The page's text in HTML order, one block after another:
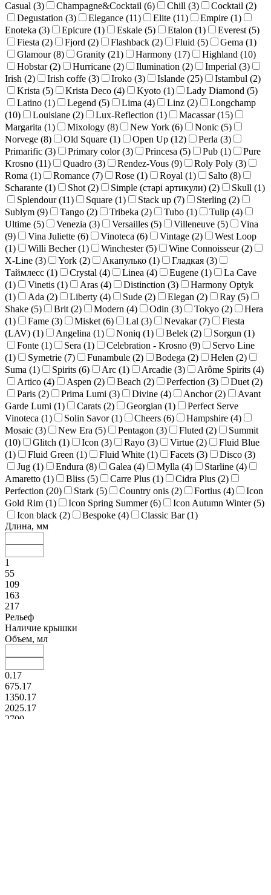
Casual (3) Champagne&Cocktail (6) Chill (3) Cocktail (2)
Degustation (3) Elegance (11) Elite (11) Empire (1)
Enoteka (3) Epicure (1) Eskale (5) Etalon (1) Everest (5)
Fiesta (2) Fjord (2) Flashback (2) Fluid (5) Gema (1)
Glamour (8) Granity (21) Harmony (17) Highland (10)
Hobstar (2) Hurricane (2) Ilumination (2) Imperial (3)
Irish (2) Irish coffe (3) Iroko (3) Islande (25) Istambul (2)
Krista (5) Krista Deco (4) Kyoto (1) Lady Diamond (5)
Latino (1) Legend (5) Lima (4) Linz (2)
Longchamp
(10) Louisiane (2) Lux-Reflection (1) Macassar (15)
Margarita (1) Mixology (8) New York (6) Nonic (5)
Norvege (8) Old Square (1) Open Up (12) Perla (3)
Primarific (3) Primary color (3) Princesa (5) Pub (1)
Pure
Krosno (11) Quadro (3) Rendez-Vous (9) Roly Poly (3)
Roma (1) Romance (7) Rose (1) Royal (1) Salto (8)
Scharante (1) Shot (2) Simple (старі артикули) (2) Skull (1)
Splendour (11) Square (1) Stack up (7) Sterling (2)
Sublym (9) Tango (2) Tribeka (2) Tubo (1) Tulip (4)
Ultime (5) Venezia (3) Versailles (5) Villeneuve (5)
Vina
(9) Vina Juliette (6) Vinoteca (6) Vintage (2)
West Loop
(1) Willi Becher (1) Winchester (5) Wine Connoisseur (2)
X-Line (3) York (2) Акапулько (1) Гладкая (3)
Таймлесс (1) Crystal (4) Linea (4) Eugene (1)
La Cave
(1) Vinetis (1) Aras (4) Distinction (3)
Harmony Optyk
(1) Ada (2) Liberty (4) Sude (2) Elegan (2) Ray (5)
Shake (5) Brit (2) Modern (4) Odin (3) Tokyo (2)
Hera
(1) Fame (3) Misket (6) Lal (3) Nevakar (7)
Fiesta
(LAV) (1) Angelina (1) Noniq (1) Belek (2) Sorgun (1)
Fonte (1) Sera (1) Celebration - Krosno (9)
Servo Line
(1) Symetrie (7) Funambule (2) Bodega (2) Helen (2)
Suma (1) Spirits (6) Arc (1) Arcadie (3) Arôme Spirits (4)
Artico (4) Aspen (2) Beach (2) Perfection (3) Duet (2)
Paris (2) Prima Lumi (3) Divine (4) Anchor (2)
Avant
Garde Lumi (1) Carats (2) Georgian (1)
Perfect Serve
Vinoteca (1) Solin Savor (1) Cheers (6) Hampshire (4)
Mosaic (3) New Era (5) Pentagon (3) Fluted (2)
Summit
(10) Glitch (1) Icon (3) Rayo (3) Virtue (2)
Fluid Blue
(1) Fluid Green (1) Fluid White (1) Facets (3) Disco (3)
Jug (1) Endura (8) Galea (4) Mylla (4) Starline (4)
Amaretto (1) Bliss (5) Carre Plus (1) Cidra Plus (2)
Perfection (20) Stark (5) Country onis (2) Fortius (4)
Icon
Gold Rim (1) Icon Spring Summer (6) Icon Autumn Winter (5)
Icon black (2) Bespoke (4) Classic Bar (1)
Длина, мм
1
55
109
163
217
Рельеф
Наличие крышки
Объем, мл
0.17
675.17
1350.17
2025.17
2700